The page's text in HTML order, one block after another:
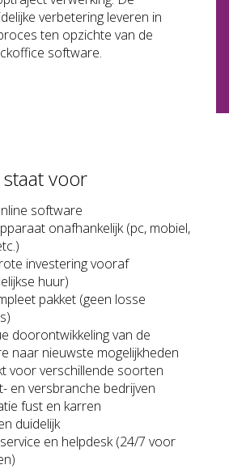
verbetering leveren in
ten opzichte van de
software.
voor
software
onafhankelijk (pc, mobiel,
investering vooraf
huur)
pakket (geen losse
doorontwikkeling van de
naar nieuwste mogelijkheden
voor verschillende soorten
en versbranche bedrijven
fust en karren
duidelijk
en helpdesk (24/7 voor